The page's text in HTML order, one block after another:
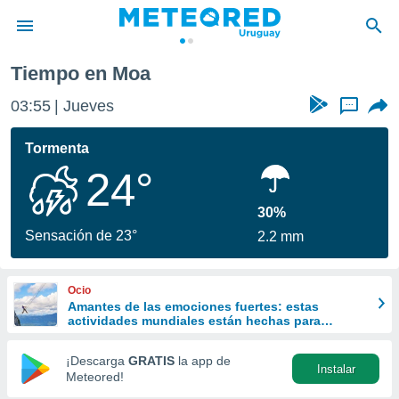
de
ha
para
que se
calidad.
a este
las
y
forma
digital
basada
Tiempo en Moa
03:55 Jueves ...
Tormenta
24°
Sensación de 23°
30%
2.2 mm
Ocio
Amantes de las emociones fuertes: estas
actividades mundiales están hechas para
¡Descarga GRATIS la app de
Meteored!
Instalar